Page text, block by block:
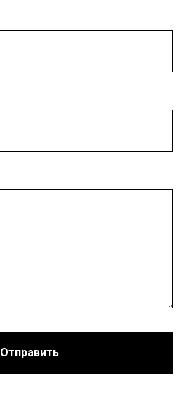
Отправить